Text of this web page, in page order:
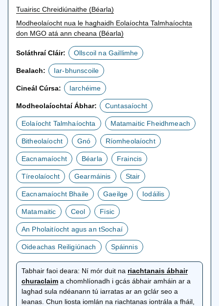
Tuairisc Chreidiúnaithe (Béarla)
Modheolaíocht nua le haghaidh Eolaíochta Talmhaíochta
don MGO atá ann cheana (Béarla)
Soláthraí Cláir: Ollscoil na Gaillimhe
Bealach: Iar-bhunscoile
Cineál Cúrsa: Iarchéime
Modheolaíochtaí Ábhar: Cuntasaíocht
Eolaíocht Talmhaíochta Matamaitic Fheidhmeach
Bitheolaíocht Gnó Ríomheolaíocht
Eacnamaíocht Béarla Fraincis
Tíreolaíocht Gearmáinis Stair
Eacnamaíocht Bhaile Gaeilge Iodáilis
Matamaitic Ceol Fisic
An Pholaitíocht agus an tSochaí
Oideachas Reiligiúnach Spáinnis
Tabhair faoi deara: Ní mór duit na riachtanais ábhair
churaclaimosclaítear
gcluaisín
a chomhlíonadh i gcás ábhair amháin ar a
laghad sula ndéanann tú iarratas ar an gclár seo a
leanas. Chun liosta iomlán na riachtanas iontrála a fháil,